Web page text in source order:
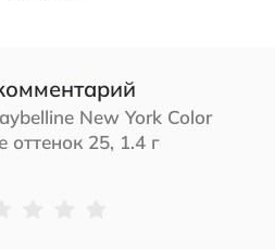
New York Color
оттенок 25, 1.4 г